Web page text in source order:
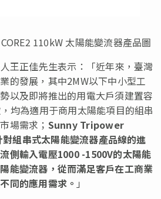
110kW 太陽能變流器產品圖
王正佳先生表示：
「近年來，臺灣
的發展，其中2MW以下中小型工
以及即將推出的用電大戶須建置容
均為適用于商用太陽能項目的組串
場需求 ； Sunny Tripower
對組串式太陽能變流器產品線的進
側輸入電壓1000 -1500V的太陽能
能變流器，從而滿足客戶在工商業
同的應用需求。 」